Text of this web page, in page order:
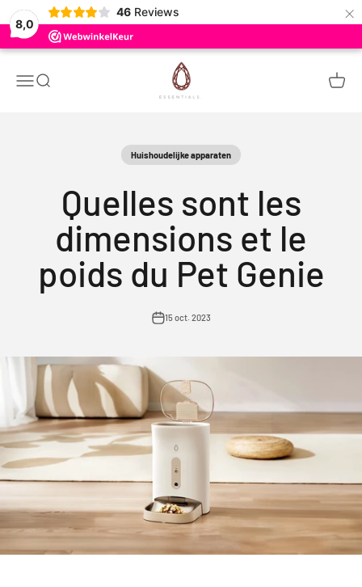
8,0
46 Reviews ×
Passer au contenu
MenuRecherche
Ruby Essentials
Panier
Huishoudelijke apparaten
Quelles sont les
dimensions et le
poids du Pet Genie
15 oct. 2023